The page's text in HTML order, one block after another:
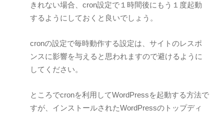
きれない場合、cron設定で１時間後にもう１度起動
するようにしておくと良いでしょう。
cronの設定で毎時動作する設定は、サイトのレスポ
ンスに影響を与えると思われますので避けるように
してください。
ところでcronを利用してWordPressを起動する方法で
すが、インストールされたWordPressのトップディ